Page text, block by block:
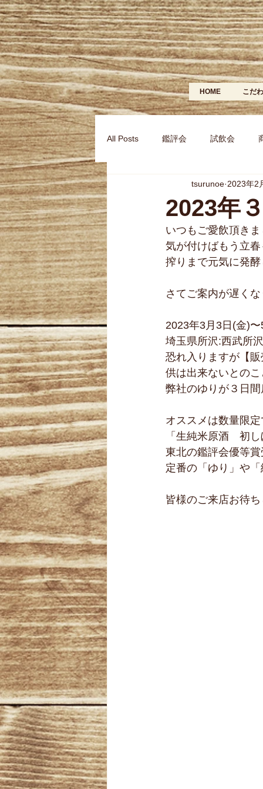
HOME こだ
All Posts 鑑評会 試飲会
2023年
tsurunoe 2023年2
いつもご愛飲頂き
気が付けばもう立
搾りまで元気に発
さてご案内が遅く
2023年3月3日(金)
埼玉県所沢:西武所
恐れ入りますが【
供は出来ないとの
弊社のゆりが３日
オススメは数量限定
「生純米原酒　初
東北の鑑評会優等
定番の「ゆり」や
皆様のご来店お待